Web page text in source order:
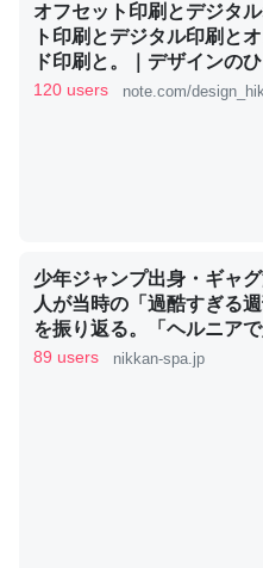
くらい。小説でいう「ずっ
ど、短期記憶というには多
かりやすく強くなりそう
─GPTの仕組みと限界について
昆虫ってカルシウム少ない
コオロギのカルシウム分は
─ニュース :: 【研究発表】昆虫
いのか」に関する新仮説
論文では「淡水はカルシウ
利だから両方が拮抗してる
いる鋏角類（カブトガニ・
オフセット印刷とデジタ
ト印刷とデジタル印刷と
ド印刷と。｜デザインの
津田淳子
120 users note.com/
少年ジャンプ出身・ギャ
人が当時の「過酷すぎる週
を振り返る。「ヘルニア
も原稿は落とさない」スト
89 users nikkan-spa.jp